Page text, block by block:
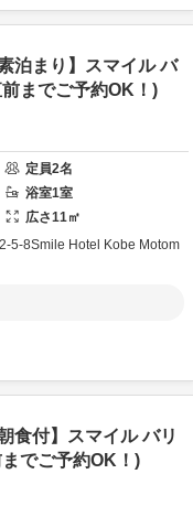
泊まり】スマイル バ
までご予約OK！)
定員2名
浴室1室
広さ11㎡
5-8Smile Hotel Kobe Motom
食付】スマイル バリ
でご予約OK！)